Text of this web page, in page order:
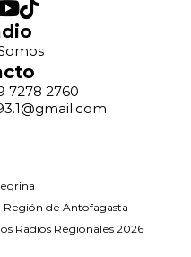
7278 2760
Región de Antofagasta
Radios Regionales 2026